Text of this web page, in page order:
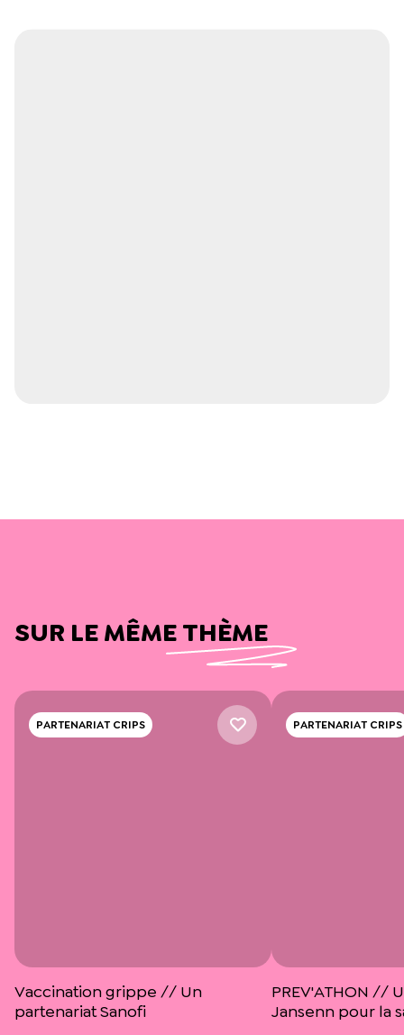
SUR LE MÊME THÈME
PARTENARIAT CRIPS
Vaccination grippe // Un
partenariat Sanofi
PARTENARIAT CRIPS
PREV'ATHON //
Jansenn pour la